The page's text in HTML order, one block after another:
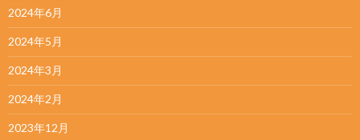
2024年6月
2024年5月
2024年3月
2024年2月
2023年12月